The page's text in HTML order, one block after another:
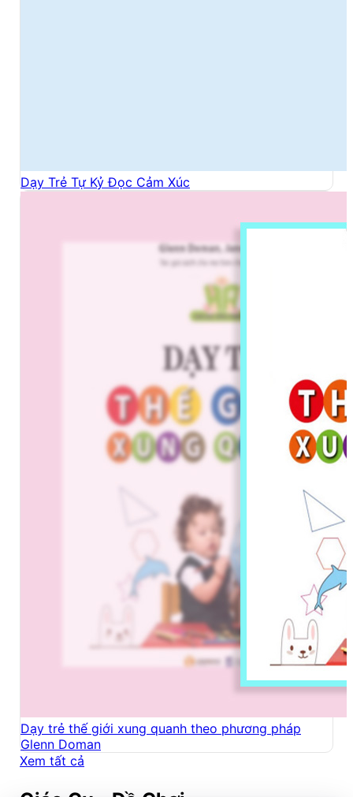
Dạy Trẻ Tự Kỷ Đọc Cảm Xúc
Dạy trẻ thế giới xung quanh theo phương pháp
Glenn Doman
Xem tất cả